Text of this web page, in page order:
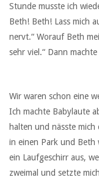
Stunde musste ich
Beth! Beth! Lass mich
nervt.“ Worauf Beth
sehr viel.“ Dann
Wir waren schon eine
Ich machte Babylaute
halten und nässte
in einen Park und Beth
ein Laufgeschirr aus,
zweimal und setzte